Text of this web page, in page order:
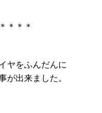
＊＊＊
ヤをふんだんに
が出来ました。